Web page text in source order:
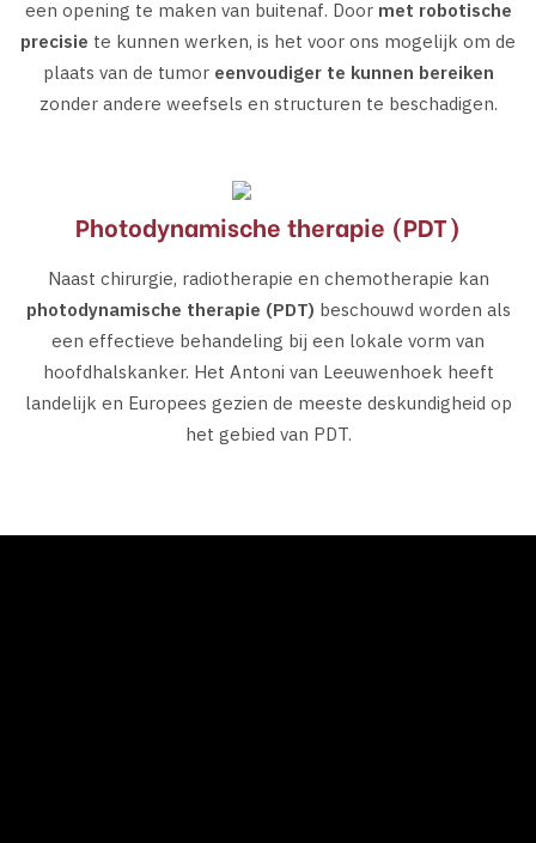
een opening te maken van buitenaf. Door met robotische
precisie te kunnen werken, is het voor ons mogelijk om de
plaats van de tumor eenvoudiger te kunnen bereiken
zonder andere weefsels en structuren te beschadigen.
Photodynamische therapie (PDT)
Naast chirurgie, radiotherapie en chemotherapie kan
photodynamische therapie (PDT) beschouwd worden als
een effectieve behandeling bij een lokale vorm van
hoofdhalskanker. Het Antoni van Leeuwenhoek heeft
landelijk en Europees gezien de meeste deskundigheid op
het gebied van PDT.